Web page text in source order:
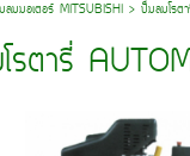
ลมมอเตอร์ MITSUBISHI> ปั๊มลมโร
รตารี่